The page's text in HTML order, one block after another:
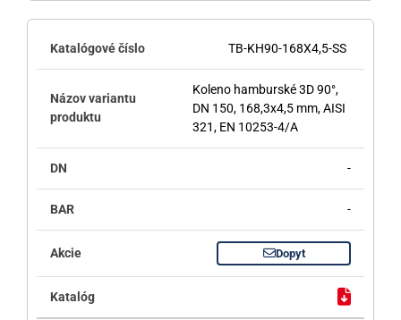
TB-KH90-168X4,5-SS
Koleno hamburské 3D 90°,
DN 150, 168,3x4,5 mm, AISI
321, EN 10253-4/A
-
-
Dopyt